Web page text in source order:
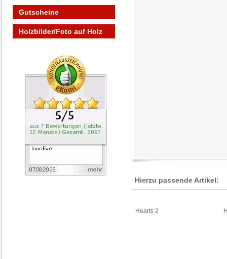
Gutscheine
Holzbilder/Foto auf Holz
Hierzu passende Artikel:
Hearts 2